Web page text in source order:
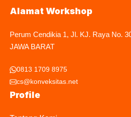
Alamat Workshop
Perum Cendikia 1, Jl. KJ. Raya No.
JAWA BARAT
0813 1709 8975
cs@konveksitas.net
Profile